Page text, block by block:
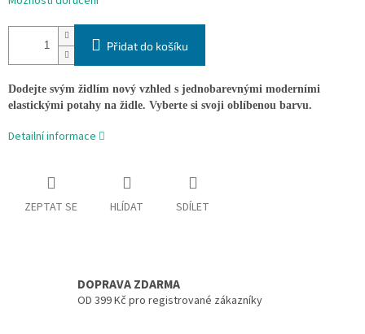
Přidat do košíku
Dodejte svým židlím nový vzhled s jednobarevnými moderními
elastickými potahy na židle. Vyberte si svoji oblíbenou barvu.
Detailní informace
ZEPTAT SE HLÍDAT SDÍLET
DOPRAVA ZDARMA
OD 399 Kč pro registrované zákazníky